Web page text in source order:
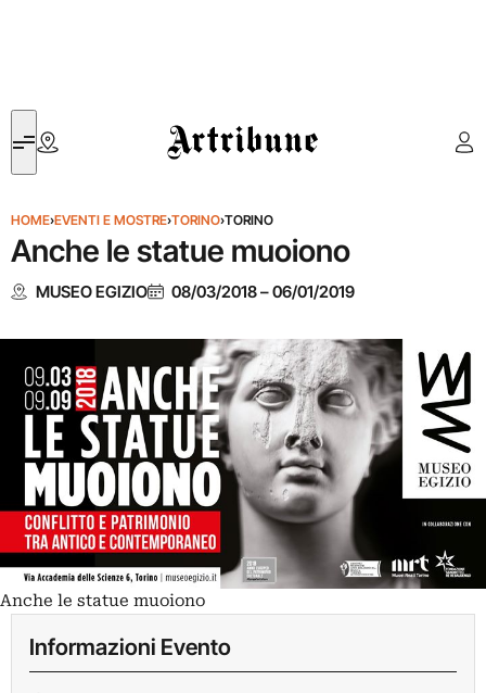
Artribune
HOME›EVENTI E MOSTRE›TORINO›TORINO
Anche le statue muoiono
MUSEO EGIZIO 08/03/2018–06/01/2019
Anche le statue muoiono
Informazioni Evento